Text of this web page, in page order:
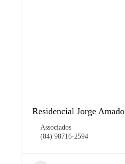
Residencial Jorge Amado
Associados
(84) 98716-2594